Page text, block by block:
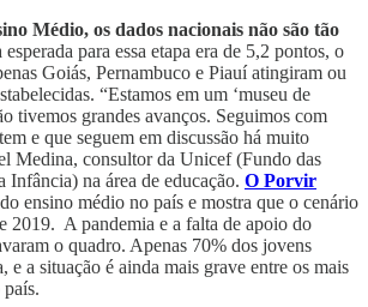
Médio, os dados nacionais não são tão
esperada para essa etapa era de 5,2 pontos, o
Goiás, Pernambuco e Piauí atingiram ou
“Estamos em um ‘museu de
tivemos grandes avanços. Seguimos com
e que seguem em discussão há muito
Medina, consultor da Unicef (Fundo das
Infância) na área de educação. O Porvir
ensino médio no país e mostra que o cenário
2019. A pandemia e a falta de apoio do
o quadro. Apenas 70% dos jovens
e a situação é ainda mais grave entre os mais